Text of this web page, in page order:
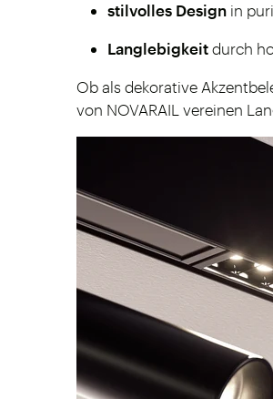
stilvolles Design in
Langlebigkeit durch
Ob als dekorative
von NOVARAIL vereinen